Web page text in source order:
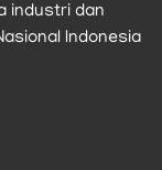
industri dan
Indonesia